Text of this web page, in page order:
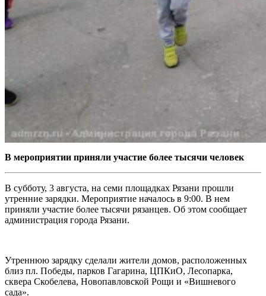
В мероприятии приняли участие более тысячи человек
В субботу, 3 августа, на семи площадках Рязани прошли
утренние зарядки. Мероприятие началось в 9:00. В нем
приняли участие более тысячи рязанцев. Об этом сообщает
администрация города Рязани.
Утреннюю зарядку сделали жители домов, расположенных
близ пл. Победы, парков Гагарина, ЦПКиО, Лесопарка,
сквера Скобелева, Новопавловской Рощи и «Вишневого
сада».